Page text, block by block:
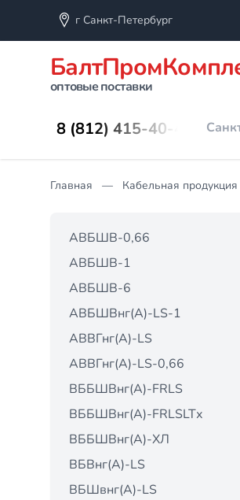
г Санкт-Петербург
оптовые поставки
8 (812) 415-40-45
Главная Кабельная продукция
АВБШВ-0,66
АВБШВ-1
АВБШВ-6
АВБШВнг(А)-LS-1
АВВГнг(А)-LS
АВВГнг(А)-LS-0,66
ВББШВнг(А)-FRLS
ВББШВнг(А)-FRLSLTх
ВББШВнг(А)-ХЛ
ВБВнг(А)-LS
ВБШвнг(А)-LS